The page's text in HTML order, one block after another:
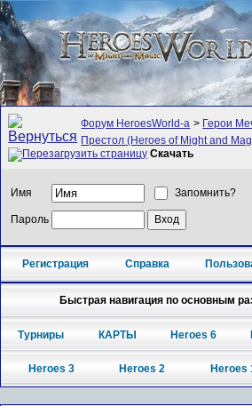
Форум HeroesWorld-а > Герои
Престол (Heroes of Might and
Скачать
Имя Запомнить?
Пароль
Регистрация Справка
Быстрая навигация по основным
Турниры КАРТЫ Heroes 6
Heroes 3 Heroes 2 Heroes